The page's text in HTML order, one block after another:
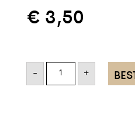
€ 3,50
-
Rustiek
blond
+